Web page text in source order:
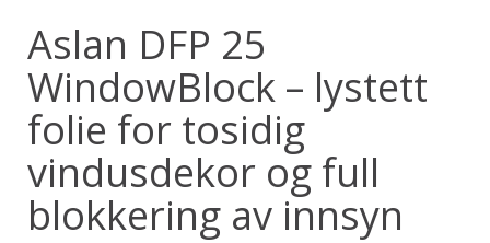
Aslan DFP 25
WindowBlock – lystett
folie for tosidig
vindusdekor og full
blokkering av innsyn